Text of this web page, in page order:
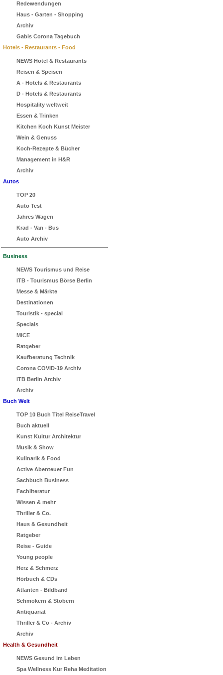
Redewendungen
Haus - Garten - Shopping
Archiv
Gabis Corona Tagebuch
Hotels - Restaurants - Food
NEWS Hotel & Restaurants
Reisen & Speisen
A - Hotels & Restaurants
D - Hotels & Restaurants
Hospitality weltweit
Essen & Trinken
Kitchen Koch Kunst Meister
Wein & Genuss
Koch-Rezepte & Bücher
Management in H&R
Archiv
Autos
TOP 20
Auto Test
Jahres Wagen
Krad - Van - Bus
Auto Archiv
Business
NEWS Tourismus und Reise
ITB - Tourismus Börse Berlin
Messe & Märkte
Destinationen
Touristik - special
Specials
MICE
Ratgeber
Kaufberatung Technik
Corona COVID-19 Archiv
ITB Berlin Archiv
Archiv
Buch Welt
TOP 10 Buch Titel ReiseTravel
Buch aktuell
Kunst Kultur Architektur
Musik & Show
Kulinarik & Food
Active Abenteuer Fun
Sachbuch Business
Fachliteratur
Wissen & mehr
Thriller & Co.
Haus & Gesundheit
Ratgeber
Reise - Guide
Young people
Herz & Schmerz
Hörbuch & CDs
Atlanten - Bildband
Schmökern & Stöbern
Antiquariat
Thriller & Co - Archiv
Archiv
Health & Gesundheit
NEWS Gesund im Leben
Spa Wellness Kur Reha Meditation